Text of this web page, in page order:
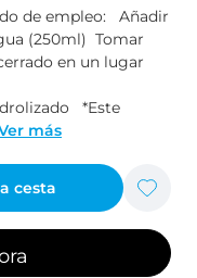
de empleo: Añadir
(250ml) Tomar
en un lugar
*Este
más
cesta